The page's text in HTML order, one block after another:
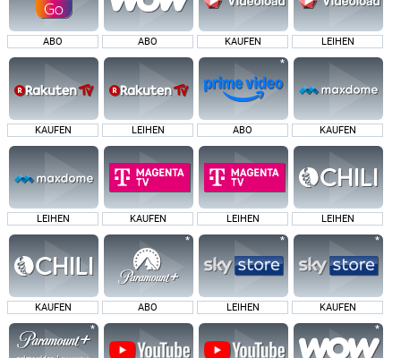
ABO ABO KAUFEN LEIHEN
KAUFEN LEIHEN ABO KAUFEN
LEIHEN KAUFEN LEIHEN LEIHEN
KAUFEN ABO LEIHEN KAUFEN